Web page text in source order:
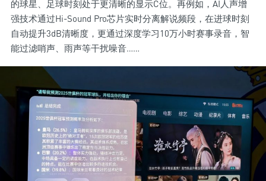
的球星、足球时刻处于更清晰的显示C位。再例如，AI人声增
强技术通过Hi-Sound Pro芯片实时分离解说频段，在进球时刻
自动提升3dB清晰度，更通过深度学习10万小时赛事录音，智
能过滤哨声、雨声等干扰噪音……